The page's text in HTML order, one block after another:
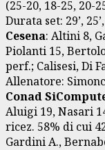
(25-20, 18-25, 20-
Durata set: 29’,
Cesena: Altini 8,
Piolanti 15,
perf.; Calisesi, Di
Allenatore:
Conad
Aluigi 19, Nasari
ricez. 58% di cui
Gardini A.,